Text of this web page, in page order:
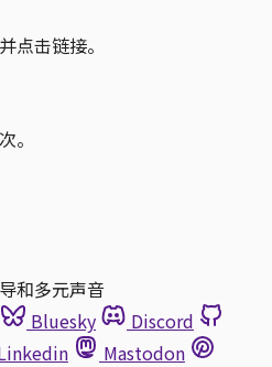
点击链接。
。
和多元声音
Bluesky
Discord
Mastodon